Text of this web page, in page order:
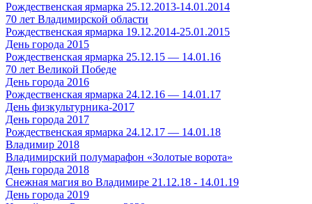
Рождественская ярмарка 25.12.2013-14.01.2014
70 лет Владимирской области
Рождественская ярмарка 19.12.2014-25.01.2015
День города 2015
Рождественская ярмарка 25.12.15 — 14.01.16
70 лет Великой Победе
День города 2016
Рождественская ярмарка 24.12.16 — 14.01.17
День физкультурника-2017
День города 2017
Рождественская ярмарка 24.12.17 — 14.01.18
Владимир 2018
Владимирский полумарафон «Золотые ворота»
День города 2018
Снежная магия во Владимире 21.12.18 - 14.01.19
День города 2019